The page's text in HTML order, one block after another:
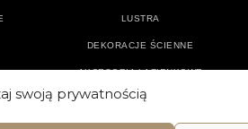
swoją prywatnością
LUSTRA
DEKORACJE ŚCIENNE
AKCESORIA ŁAZIENKOWE
TEKSTYLIA
DODATKI